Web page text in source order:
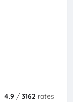
4.9 /3162 rates